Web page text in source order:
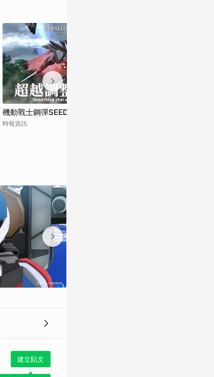
機動戰士鋼彈SEED FREEDOM Action篇
時報資訊
建立貼文